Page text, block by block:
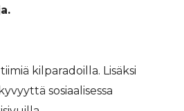
kilparadoilla. Lisäksi
sosiaalisessa